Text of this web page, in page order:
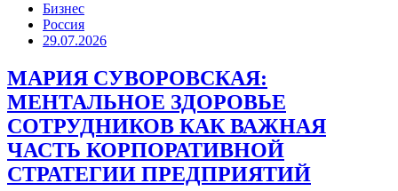
Бизнес
Россия
29.07.2026
МАРИЯ СУВОРОВСКАЯ:
МЕНТАЛЬНОЕ ЗДОРОВЬЕ
СОТРУДНИКОВ КАК ВАЖНАЯ
ЧАСТЬ КОРПОРАТИВНОЙ
СТРАТЕГИИ ПРЕДПРИЯТИЙ